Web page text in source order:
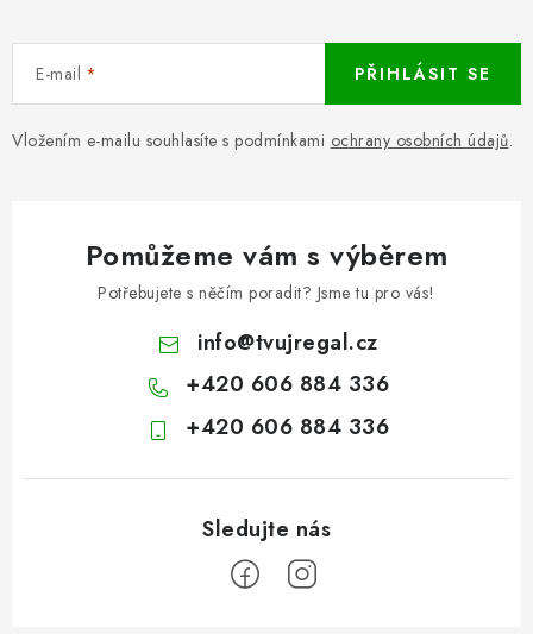
E-mail
Vložením e-mailu souhlasíte s podmínkami ochrany osobních údajů.
PŘIHLÁSIT SE
Pomůžeme vám s výběrem
Potřebujete s něčím poradit? Jsme tu pro vás!
info@tvujregal.cz
+420 606 884 336
+420 606 884 336